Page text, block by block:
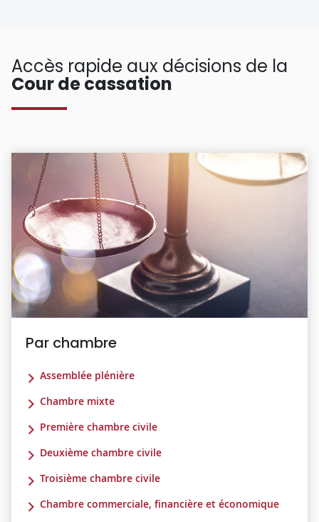
Accès rapide aux décisions de la
Cour de cassation
Par chambre
Assemblée plénière
Chambre mixte
Première chambre civile
Deuxième chambre civile
Troisième chambre civile
Chambre commerciale, financière et économique